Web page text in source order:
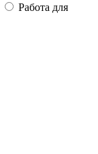
Работа для